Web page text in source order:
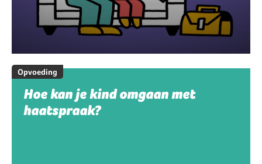
Opvoeding
Hoe kan je kind omgaan met
haatspraak?